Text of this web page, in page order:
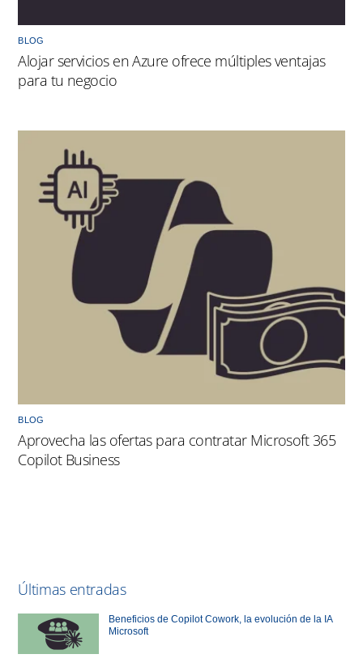
BLOG
Alojar servicios en Azure ofrece múltiples ventajas
para tu negocio
BLOG
Aprovecha las ofertas para contratar Microsoft 365
Copilot Business
Últimas entradas
Beneficios de Copilot Cowork, la evolución de la IA
Microsoft